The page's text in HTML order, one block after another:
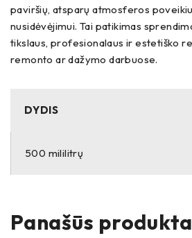
paviršių, atsparų atmosferos
nusidėvėjimui. Tai patikimas
tikslaus, profesionalaus ir estetiško
remonto ar dažymo darbuose.
DYDIS
500 mililitrų
Panašūs